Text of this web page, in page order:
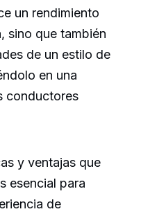
un rendimiento
sino que también
de un estilo de
en una
conductores
y ventajas que
esencial para
de